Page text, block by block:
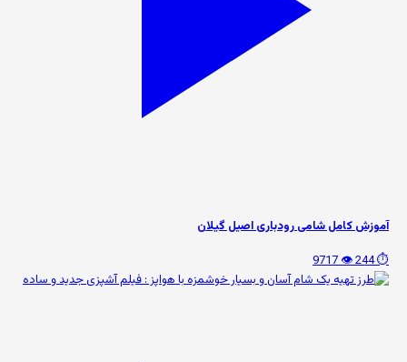
آموزش کامل شامی رودباری اصیل گیلان
⏱️ 244
👁️ 9717